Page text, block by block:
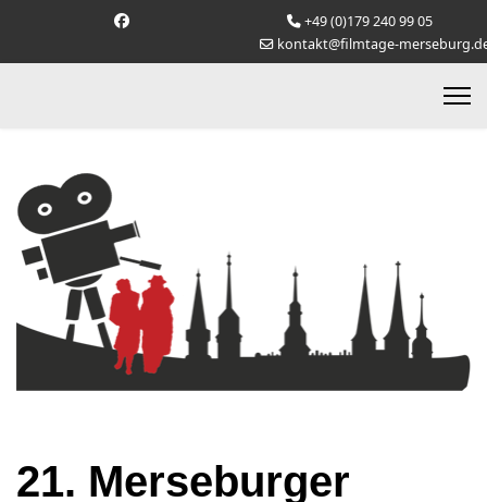
+49 (0)179 240 99 05
kontakt@filmtage-
21. Merseburger